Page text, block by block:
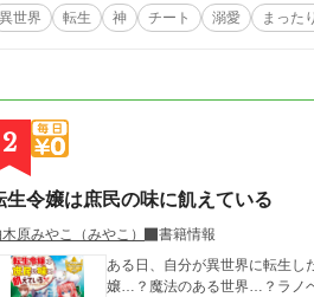
ていいと神様達から言質ももらい、冒険者
＿＿＿＿＿＿ 1/6 hotに取り上げて頂きました！
改行など読みやすくするため
異世界 転生 神 チート 溺愛 まったり
2
生令嬢は庶民の味に飢えている
原みやこ（みやこ）
書籍情報
ある日、自分が異世界に転生
嬢…？魔法のある世界…？ラノ